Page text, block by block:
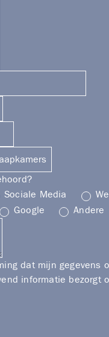
Sociale Media
Google Andere
dat mijn gegevens
informatie bezorgt